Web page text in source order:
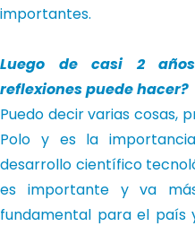
importantes.
Luego de casi 2
reflexiones puede hacer?
Puedo decir varias cosas,
Polo y es la
desarrollo científico
es importante y va
fundamental para el país